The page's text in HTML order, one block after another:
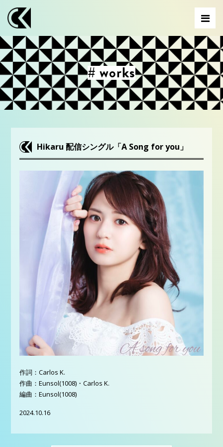
# works
Hikaru 配信シングル「A Song for you」
作詞：Carlos K.
作曲：Eunsol(1008)・Carlos K.
編曲：Eunsol(1008)
2024.10.16